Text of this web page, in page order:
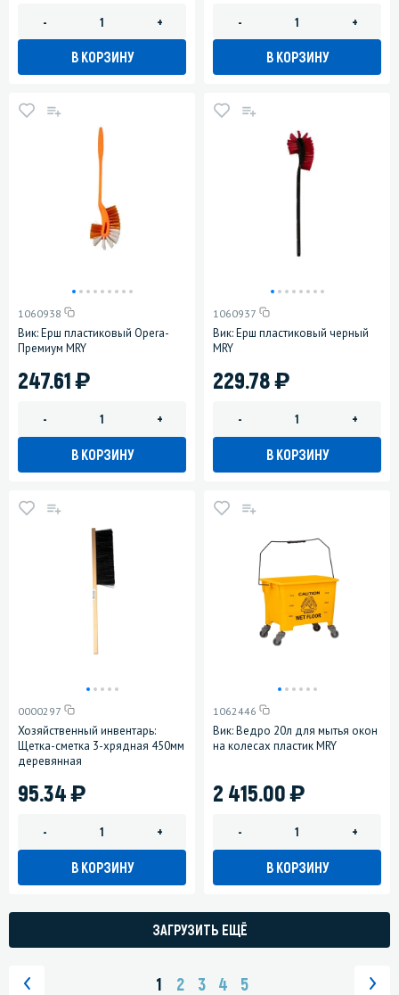
- +
В КОРЗИНУ
- +
В КОРЗИНУ
1060938
Вик: Ерш пластиковый Opera-
Премиум MRY
247.61)
- +
В КОРЗИНУ
1060937
Вик: Ерш пластиковый черный
MRY
229.78)
- +
В КОРЗИНУ
0000297
Хозяйственный инвентарь:
Щетка-сметка 3-хрядная 450мм
деревянная
95.34)
- +
В КОРЗИНУ
1062446
Вик: Ведро 20л для мытья окон
на колесах пластик MRY
2 415.00)
- +
В КОРЗИНУ
ЗАГРУЗИТЬ ЕЩЁ
1 2 3 4 5